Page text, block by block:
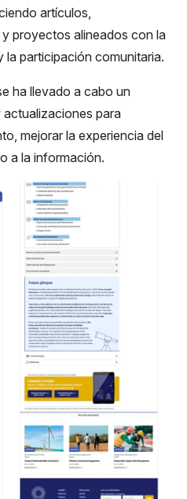
artículos,
proyectos alineados con la
la participación comunitaria.
ha llevado a cabo un
para
mejorar la experiencia del
a la información.